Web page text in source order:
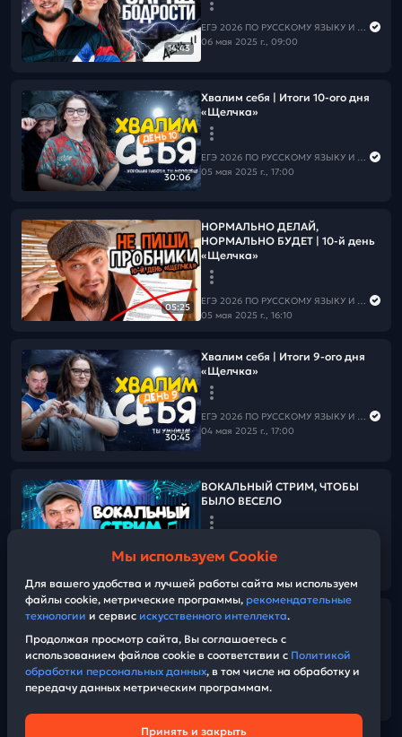
14:43
ЕГЭ 2026 ПО РУССКОМУ ЯЗЫКУ И МАТЕМАТИКЕ
06 мая 2025 г., 09:00
30:06
Хвалим себя | Итоги 10-ого дня
«Щелчка»
ЕГЭ 2026 ПО РУССКОМУ ЯЗЫКУ И МАТЕМАТИКЕ
05 мая 2025 г., 17:00
05:25
НОРМАЛЬНО ДЕЛАЙ,
НОРМАЛЬНО БУДЕТ | 10-й день
«Щелчка»
ЕГЭ 2026 ПО РУССКОМУ ЯЗЫКУ И МАТЕМАТИКЕ
05 мая 2025 г., 16:10
30:45
Хвалим себя | Итоги 9-ого дня
«Щелчка»
ЕГЭ 2026 ПО РУССКОМУ ЯЗЫКУ И МАТЕМАТИКЕ
04 мая 2025 г., 17:00
ВОКАЛЬНЫЙ СТРИМ, ЧТОБЫ
БЫЛО ВЕСЕЛО
04 мая 2025 г., 16:00
01:33
ТЫ - ГЕНИЙ! ТЫ - ЛУЧШИЙ! |9-й
ЕГЭ 2026 ПО РУССКОМУ ЯЗЫКУ И МАТЕМАТИКЕ
04 мая 2025 г., 15:10
Мы используем Cookie
Для вашего удобства и лучшей работы сайта мы используем
файлы cookie, метрические программы, рекомендательные
технологии и сервис искусственного интеллекта.
Продолжая просмотр сайта, Вы соглашаетесь с
использованием файлов cookie в соответствии с Политикой
обработки персональных данных, в том числе на обработку и
передачу данных метрическим программам.
Принять и закрыть